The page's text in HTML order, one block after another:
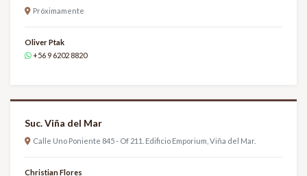
Próximamente
Oliver Ptak
+56 9 6202 8820
Suc. Viña del Mar
Calle Uno Poniente 845 - Of 211. Edificio Emporium, Viña del Mar.
Christian Flores